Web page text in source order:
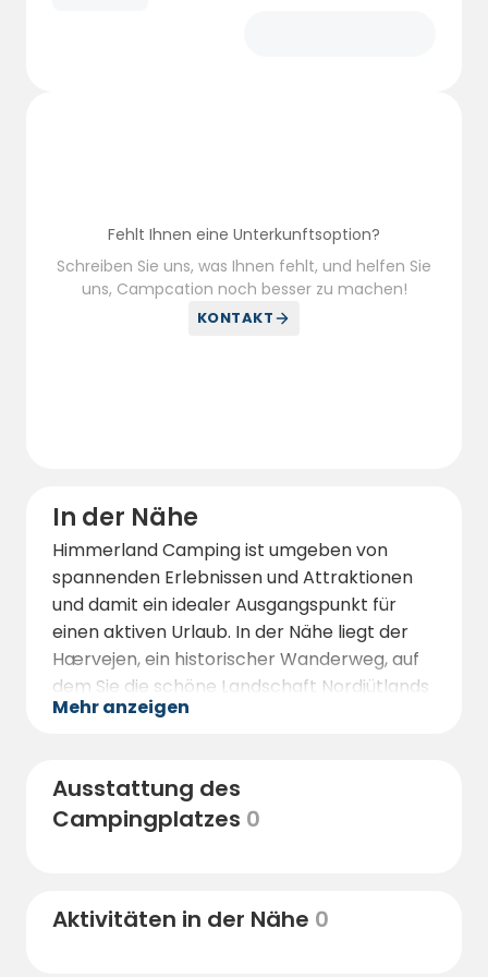
Fehlt Ihnen eine Unterkunftsoption?
Schreiben Sie uns, was Ihnen fehlt, und helfen Sie
uns, Campcation noch besser zu machen!
KONTAKT
In der Nähe
Himmerland Camping ist umgeben von
spannenden Erlebnissen und Attraktionen
und damit ein idealer Ausgangspunkt für
einen aktiven Urlaub. In der Nähe liegt der
Hærvejen, ein historischer Wanderweg, auf
dem Sie die schöne Landschaft Nordjütlands
zu Fuß oder mit dem Fahrrad erleben
Für Tierliebhaber und Familien mit Kindern
ist der Zoo von Aalborg ein ideales Ziel, wo
man exotische Tiere aus aller Welt hautnah
Wikingerburg Fyrkat eine faszinierende
Mehr anzeigen
Ausstattung des
Campingplatzes 0
Aktivitäten in der Nähe 0